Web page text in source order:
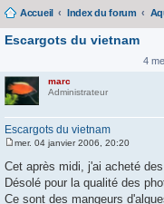
Accueil Index du forum
Escargots du vietnam
4
marc
Administrateur
Escargots du vietnam
s
s
mer. 04 janvier 2006, 20:20
Cet après midi, j'ai acheté
Désolé pour la qualité des
Ce sont des mangeurs